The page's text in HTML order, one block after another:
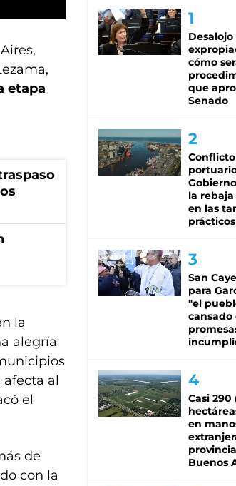
etapa
la
alegría
al
el
de
con la
cómo
que
Senado
Conflicto
la rebaja
en las
prácticos
San
para
"el
cansado
Casi 290
en
Buenos